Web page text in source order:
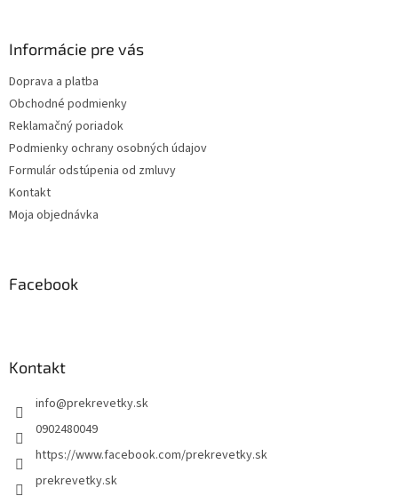
Informácie pre vás
Doprava a platba
Obchodné podmienky
Reklamačný poriadok
Podmienky ochrany osobných údajov
Formulár odstúpenia od zmluvy
Kontakt
Moja objednávka
Facebook
Kontakt
info@prekrevetky.sk
0902480049
https://www.facebook.com/prekrevetky.sk
prekrevetky.sk